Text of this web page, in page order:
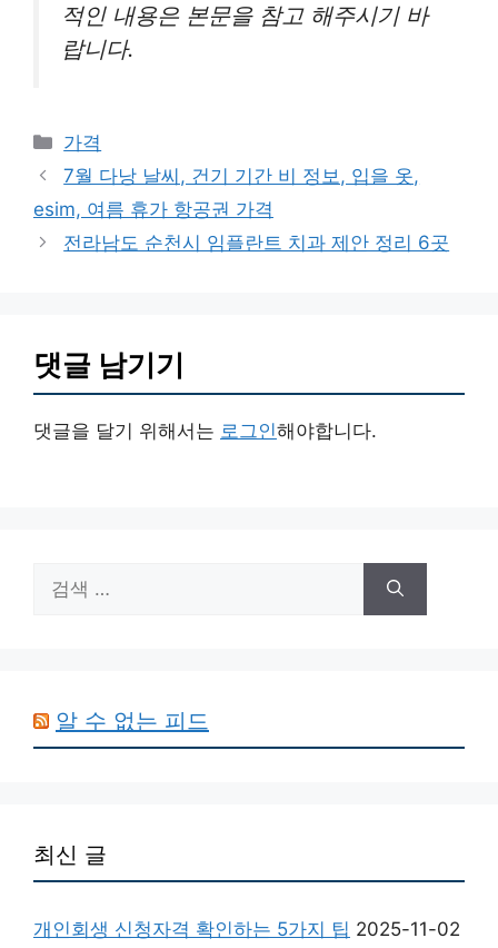
적인 내용은 본문을 참고 해주시기 바
랍니다.
카
테
리
가격
7월 다낭 날씨, 건기 기간 비 정보, 입을 옷,
esim, 여름 휴가 항공권 가격
전라남도 순천시 임플란트 치과 제안 정리 6곳
댓글 남기기
댓글을 달기 위해서는 로그인해야합니다.
색:
알 수 없는 피드
최신 글
개인회생 신청자격 확인하는 5가지 팁 2025-11-02